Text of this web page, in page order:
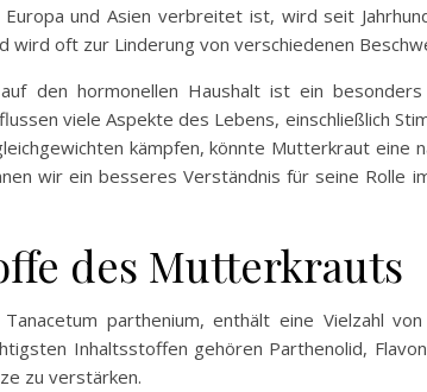
und Asien verbreitet ist, wird seit
wird oft zur Linderung von verschiedenen
den hormonellen Haushalt ist ein
viele Aspekte des Lebens, einschließlich
kämpfen, könnte Mutterkraut
wir ein besseres Verständnis für seine Rolle
des Mutterkrauts
parthenium, enthält eine Vielzahl
Inhaltsstoffen gehören Parthenolid,
zu verstärken.